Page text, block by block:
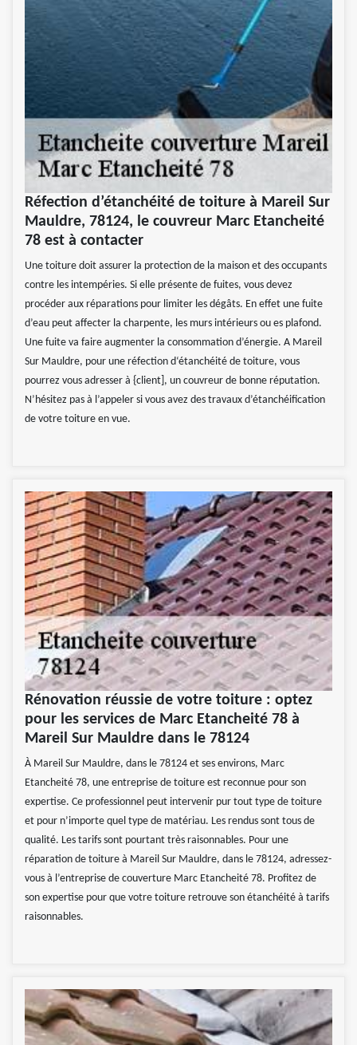
Réfection d’étanchéité de toiture à Mareil Sur
Mauldre, 78124, le couvreur Marc Etancheité
78 est à contacter
Une toiture doit assurer la protection de la maison et des occupants
contre les intempéries. Si elle présente de fuites, vous devez
procéder aux réparations pour limiter les dégâts. En effet une fuite
d’eau peut affecter la charpente, les murs intérieurs ou es plafond.
Une fuite va faire augmenter la consommation d’énergie. A Mareil
Sur Mauldre, pour une réfection d‘étanchéité de toiture, vous
pourrez vous adresser à {client], un couvreur de bonne réputation.
N’hésitez pas à l’appeler si vous avez des travaux d’étanchéification
de votre toiture en vue.
Rénovation réussie de votre toiture : optez
pour les services de Marc Etancheité 78 à
Mareil Sur Mauldre dans le 78124
À Mareil Sur Mauldre, dans le 78124 et ses environs, Marc
Etancheité 78, une entreprise de toiture est reconnue pour son
expertise. Ce professionnel peut intervenir pur tout type de toiture
et pour n’importe quel type de matériau. Les rendus sont tous de
qualité. Les tarifs sont pourtant très raisonnables. Pour une
réparation de toiture à Mareil Sur Mauldre, dans le 78124, adressez-
vous à l’entreprise de couverture Marc Etancheité 78. Profitez de
son expertise pour que votre toiture retrouve son étanchéité à tarifs
raisonnables.